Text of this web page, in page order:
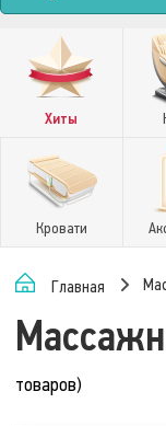
Хиты
Кровати
Главная
товаров)